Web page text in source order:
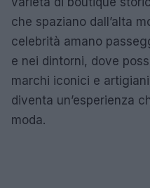
che spaziano dall’alta
celebrità amano
e nei dintorni, dove
marchi iconici e
diventa un’esperienza
moda.